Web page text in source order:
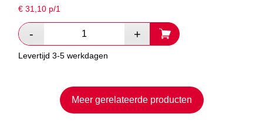
€31,10 p/1
Levertijd 3-5 werkdagen
Meer gerelateerde producten